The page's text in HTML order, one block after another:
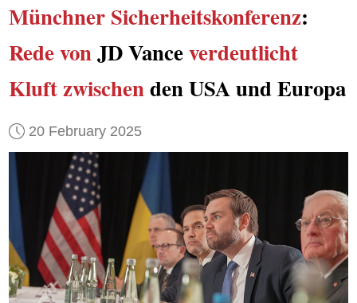
Münchner Sicherheitskonferenz:
Rede vonJD Vanceverdeutlicht
Kluft zwischenden USA und Europa
20 February 2025